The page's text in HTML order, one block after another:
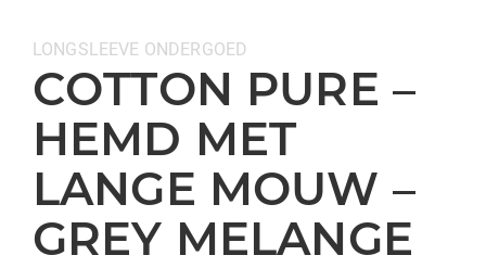
Categorieën:
LONGSLEEVE ONDERGOED
COTTON PURE –
HEMD MET
LANGE MOUW –
GREY MELANGE